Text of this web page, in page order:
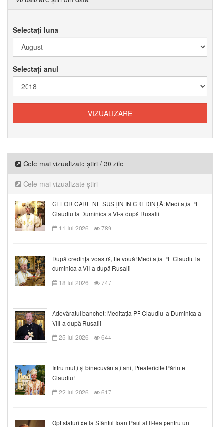
Selectați luna
Selectați anul
Cele mai vizualizate știri / 30 zile
Cele mai vizualizate știri
CELOR CARE NE SUSȚIN ÎN CREDINȚĂ: Meditația PF
Claudiu la Duminica a VI-a după Rusalii
11 Iul 2026
789
După credinţa voastră, fie vouă! Meditația PF Claudiu la
duminica a VII-a după Rusalii
18 Iul 2026
747
Adevăratul banchet: Meditația PF Claudiu la Duminica a
VIII-a după Rusalii
25 Iul 2026
644
Întru mulți și binecuvântați ani, Preafericite Părinte
Claudiu!
22 Iul 2026
617
Opt sfaturi de la Sfântul Ioan Paul al II-lea pentru un